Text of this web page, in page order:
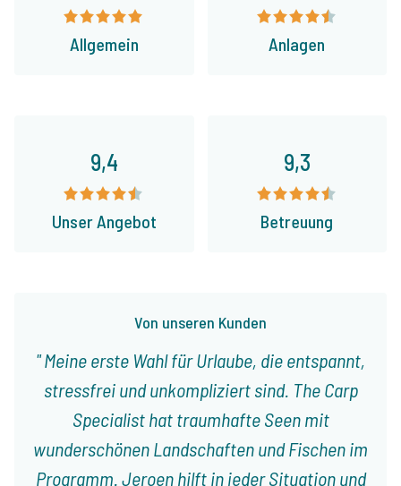
Allgemein Anlagen
Von unseren Kunden
Meine erste Wahl für Urlaube, die entspannt,
stressfrei und unkompliziert sind. The Carp
Specialist hat traumhafte Seen mit
wunderschönen Landschaften und Fischen im
Programm. Jeroen hilft in jeder Situation und
9,4
Unser Angebot
9,3
Betreuung